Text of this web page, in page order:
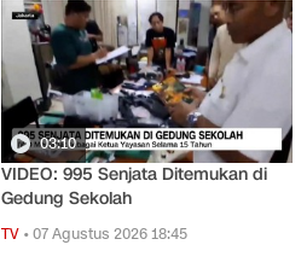
03:10
VIDEO: 995 Senjata Ditemukan di
Gedung Sekolah
TV•07 Agustus 2026 18:45